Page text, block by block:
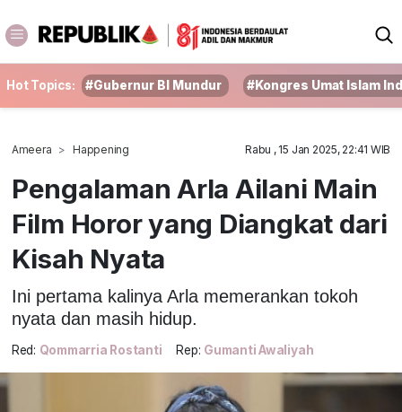
Hot Topics: #Gubernur BI Mundur #Kongres Umat Islam
Ameera Happening Rabu , 15 Jan 2025, 22:41 WIB
Pengalaman Arla Ailani Main
Film Horor yang Diangkat dari
Kisah Nyata
Ini pertama kalinya Arla memerankan tokoh
nyata dan masih hidup.
Red: Qommarria Rostanti Rep: Gumanti Awaliyah